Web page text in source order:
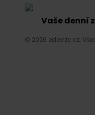
Vaše denní
© 2026 edevizy.cz.